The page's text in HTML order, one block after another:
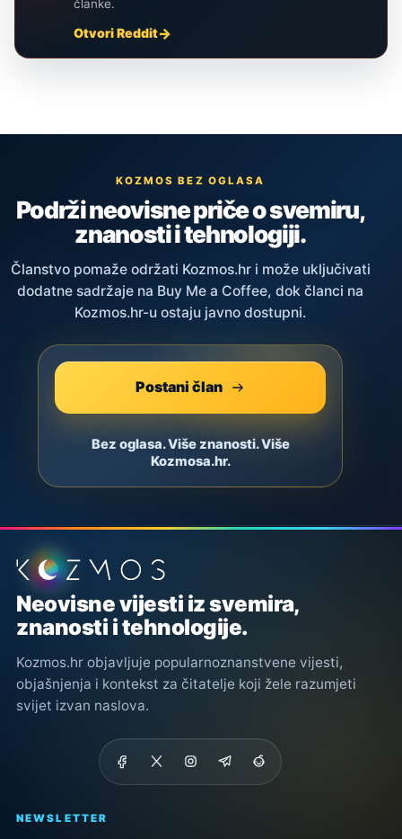
članke.
Otvori Reddit
KOZMOS BEZ OGLASA
Podrži neovisne priče o svemiru,
znanosti i tehnologiji.
Članstvo pomaže održati Kozmos.hr i može uključivati
dodatne sadržaje na Buy Me a Coffee, dok članci na
Kozmos.hr-u ostaju javno dostupni.
Postani član
Bez oglasa. Više znanosti. Više
Kozmosa.hr.
Podnožje stranice
Neovisne vijesti iz svemira,
znanosti i tehnologije.
Kozmos.hr objavljuje popularnoznanstvene vijesti,
objašnjenja i kontekst za čitatelje koji žele razumjeti
svijet izvan naslova.
NEWSLETTER